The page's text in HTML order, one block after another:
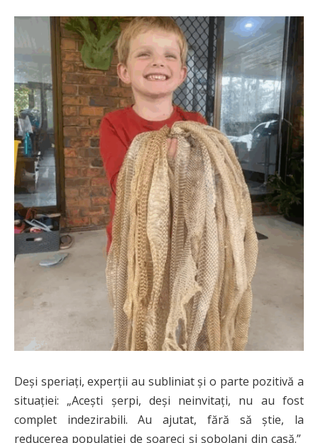
Deși speriați, experții au subliniat și o parte pozitivă a
situației: „Acești șerpi, deși neinvitați, nu au fost
complet indezirabili. Au ajutat, fără să știe, la
reducerea populației de șoareci și șobolani din casă.”